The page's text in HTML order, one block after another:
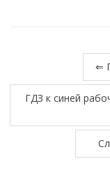
⇐
ГДЗ к синей